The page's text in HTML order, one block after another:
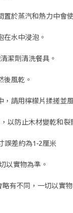
於蒸汽和熱力中會
在水中浸泡。
潔劑清洗餐具。
後風乾。
，請用檸檬片揉搓並
以防止木材變乾和裂
誤差約為1-2厘米
以實物為準。
有不同，一切以實物